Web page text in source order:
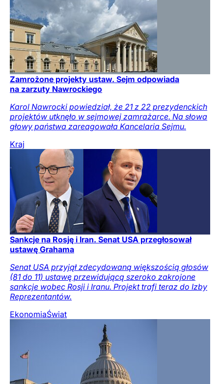
Zamrożone projekty ustaw. Sejm odpowiada
na zarzuty Nawrockiego
Karol Nawrocki powiedział, że 21 z 22 prezydenckich
projektów utknęło w sejmowej zamrażarce. Na słowa
głowy państwa zareagowała Kancelaria Sejmu.
Kraj
Sankcje na Rosję i Iran. Senat USA przegłosował
ustawę Grahama
Senat USA przyjął zdecydowaną większością głosów
(81 do 11) ustawę przewidującą szeroko zakrojone
sankcje wobec Rosji i Iranu. Projekt trafi teraz do Izby
Reprezentantów.
EkonomiaŚwiat